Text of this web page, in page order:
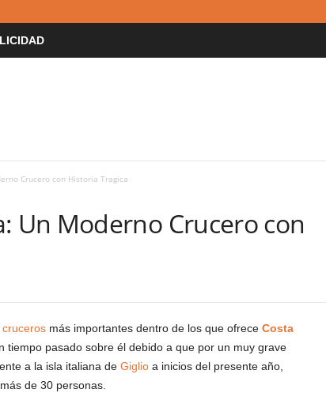
Crucero con Historia Tragica
Un Moderno Crucero con
crucerosmás importantes dentro de los que ofrece Costa
tiempo pasado sobre él debido a que por un muy grave
a la isla italiana de Giglioa inicios del presente año,
de 30 personas.